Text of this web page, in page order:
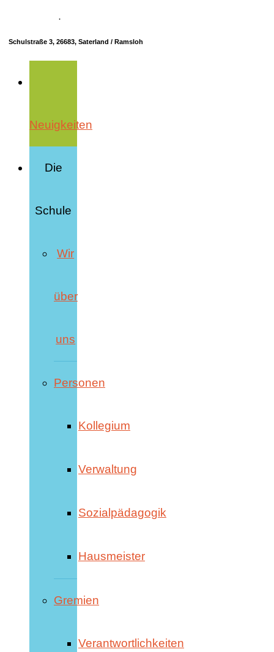
·
Schulstraße 3, 26683, Saterland / Ramsloh
Neuigkeiten
Die
Schule
Wir
über
uns
Personen
Kollegium
Verwaltung
Sozialpädagogik
Hausmeister
Gremien
Verantwortlichkeiten